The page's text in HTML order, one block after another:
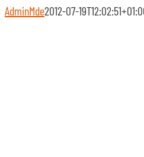
AdminMde2012-07-